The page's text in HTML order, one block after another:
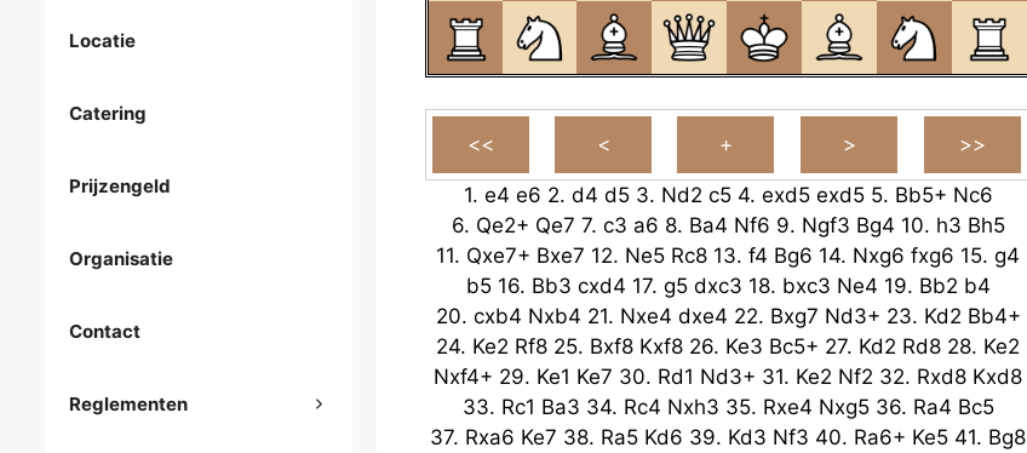
1. e4 e6 2. d4 d5 3. Nd2 c5 4. exd5 exd5 5. Bb5+ Nc6
6. Qe2+ Qe7 7. c3 a6 8. Ba4 Nf6 9. Ngf3 Bg4 10. h3 Bh5
11. Qxe7+ Bxe7 12. Ne5 Rc8 13. f4 Bg6 14. Nxg6 fxg6 15. g4
b5 16. Bb3 cxd4 17. g5 dxc3 18. bxc3 Ne4 19. Bb2 b4
20. cxb4 Nxb4 21. Nxe4 dxe4 22. Bxg7 Nd3+ 23. Kd2 Bb4+
24. Ke2 Rf8 25. Bxf8 Kxf8 26. Ke3 Bc5+ 27. Kd2 Rd8 28. Ke2
Nxf4+ 29. Ke1 Ke7 30. Rd1 Nd3+ 31. Ke2 Nf2 32. Rxd8 Kxd8
33. Rc1 Ba3 34. Rc4 Nxh3 35. Rxe4 Nxg5 36. Ra4 Bc5
37. Rxa6 Ke7 38. Ra5 Kd6 39. Kd3 Nf3 40. Ra6+ Ke5 41. Bg8
Locatie
Catering
Prijzengeld
Organisatie
Contact
Reglementen